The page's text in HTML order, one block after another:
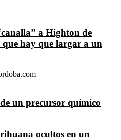
a Highton de
que hay que largar a un
un precursor químico
ocultos en un